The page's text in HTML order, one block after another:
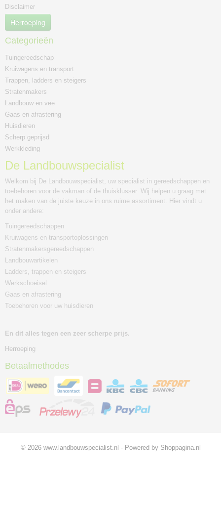
Disclaimer
Herroeping
Categorieën
Tuingereedschap
Kruiwagens en transport
Trappen, ladders en steigers
Stratenmakers
Landbouw en vee
Gaas en afrastering
Huisdieren
Scherp geprijsd
Werkkleding
De Landbouwspecialist
Welkom bij De Landbouwspecialist, uw specialist in gereedschappen en
toebehoren voor de vakman of de thuisklusser. Wij helpen u graag met
het maken van de juiste keuze in ons ruime assortiment. Hier vindt u
onder andere:
Tuingereedschappen
Kruiwagens en transportoplossingen
Stratenmakersgereedschappen
Landbouwartikelen
Ladders, trappen en steigers
Werkschoeisel
Gaas en afrastering
Toebehoren voor uw huisdieren
En dit alles tegen een zeer scherpe prijs.
Herroeping
Betaalmethodes
© 2026 www.landbouwspecialist.nl - Powered by Shoppagina.nl